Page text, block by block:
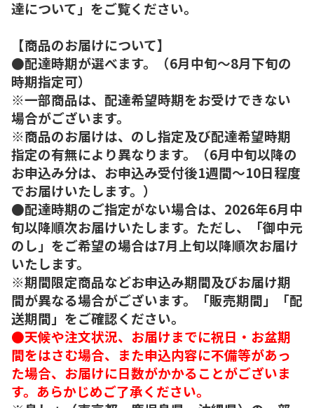
達について」をご覧ください。
【商品のお届けについて】
●配達時期が選べます。（6月中旬～8月下旬の
時期指定可）
※一部商品は、配達希望時期をお受けできない
場合がございます。
※商品のお届けは、のし指定及び配達希望時期
指定の有無により異なります。（6月中旬以降の
お申込み分は、お申込み受付後1週間～10日程度
でお届けいたします。）
●配達時期のご指定がない場合は、2026年6月中
旬以降順次お届けいたします。ただし、「御中元
のし」をご希望の場合は7月上旬以降順次お届け
いたします。
※期間限定商品などお申込み期間及びお届け期
間が異なる場合がございます。「販売期間」「配
送期間」をご確認ください。
●天候や注文状況、お届けまでに祝日・お盆期
間をはさむ場合、また申込内容に不備等があっ
た場合、お届けに日数がかかることがございま
す。あらかじめご了承ください。